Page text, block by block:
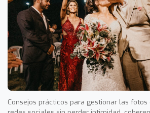
Consejos prácticos para gestionar las